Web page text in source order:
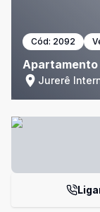
Cód: 2092
Jurerê